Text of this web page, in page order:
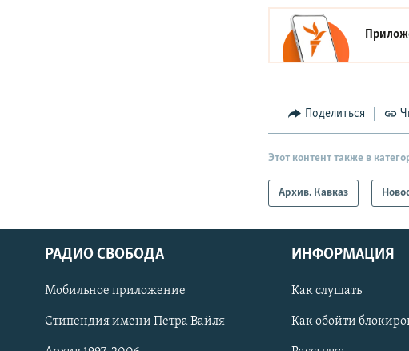
СОЦИАЛЬНЫЕ СЕТИ
Поделиться
Этот контент также в
Архив. Кавказ
РАДИО СВОБОДА
Мобильное приложение
Стипендия имени Петра Вайля
ИНФОРМАЦИЯ
Как слушать
Как обойти